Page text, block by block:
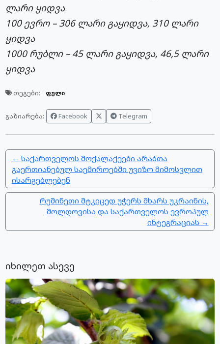
ლარი ყიდვა
100 ევრო – 306 ლარი გაყიდვა, 310 ლარი
ყიდვა
1000 რუბლი – 45 ლარი გაყიდვა, 46,5 ლარი
ყიდვა
თეგები: ფული
გაზიარება: Facebook Telegram
← საქართველოს მოქალაქეები არაბთა
გაერთიანებულ საემიროებში უვიზო მიმოსვლით
ისარგებლებენ
რუმინეთი მტკიცედ უჭერს მხარს უკრაინის,
მოლდოვისა და საქართველოს ევროპულ
ინტეგრაციას →
იხილეთ ასევე